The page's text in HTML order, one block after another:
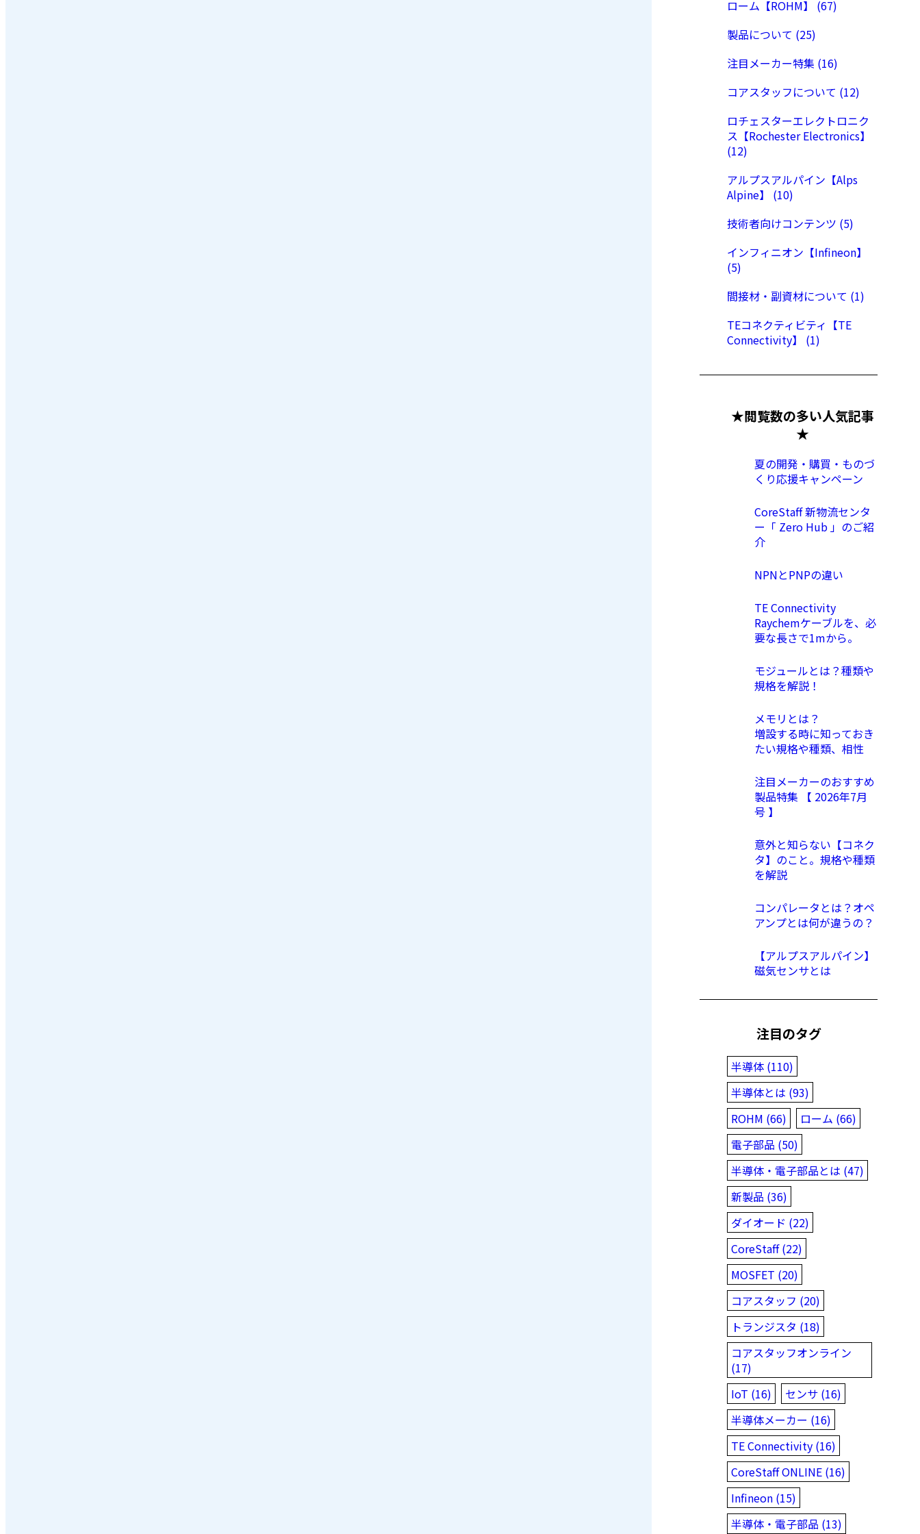
ローム【ROHM】 (67)
製品について (25)
注目メーカー特集 (16)
コアスタッフについて (12)
ロチェスターエレクトロニク
ス【Rochester Electronics】
(12)
アルプスアルパイン【Alps
Alpine】 (10)
技術者向けコンテンツ (5)
インフィニオン【Infineon】
(5)
間接材・副資材について (1)
TEコネクティビティ【TE
Connectivity】 (1)
★閲覧数の多い人気記事
★
夏の開発・購買・ものづ
くり応援キャンペーン
CoreStaff 新物流センタ
ー「 Zero Hub 」のご紹
介
NPNとPNPの違い
TE Connectivity
Raychemケーブルを、必
要な長さで1mから。
モジュールとは？種類や
規格を解説！
メモリとは？
増設する時に知っておき
たい規格や種類、相性
注目メーカーのおすすめ
製品特集 【 2026年7月
号 】
意外と知らない【コネク
タ】のこと。規格や種類
を解説
コンパレータとは？オペ
アンプとは何が違うの？
【アルプスアルパイン】
磁気センサとは
注目のタグ
半導体 (110)
半導体とは (93)
ROHM (66)
ローム (66)
電子部品 (50)
半導体・電子部品とは (47)
新製品 (36)
ダイオード (22)
CoreStaff (22)
MOSFET (20)
コアスタッフ (20)
トランジスタ (18)
コアスタッフオンライン
(17)
IoT (16)
センサ (16)
半導体メーカー (16)
TE Connectivity (16)
CoreStaff ONLINE (16)
Infineon (15)
半導体・電子部品 (13)